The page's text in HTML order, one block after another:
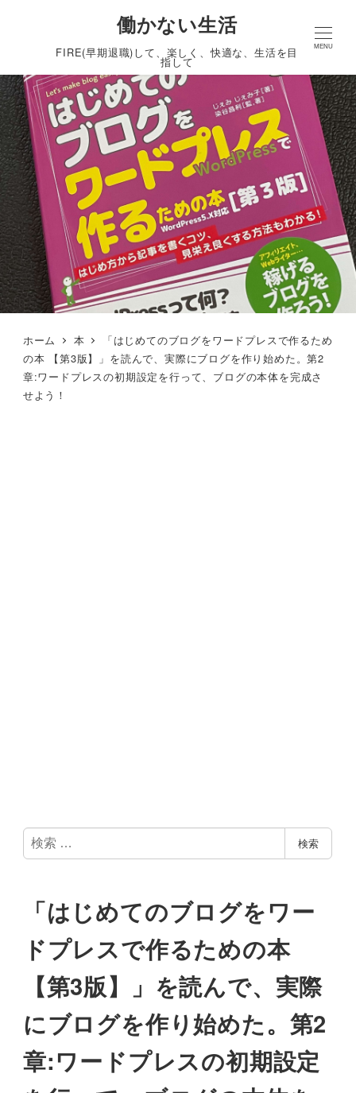
働かない生活
FIRE(早期退職)して、楽しく、快適な、生活を目
指して
MENU
ホーム 本
「はじめてのブログをワードプレスで作るため
の本 【第3版】」を読んで、実際にブログを作り始めた。第2
章:ワードプレスの初期設定を行って、ブログの本体を完成さ
せよう！
検
索
検索
「はじめてのブログをワー
ドプレスで作るための本
【第3版】」を読んで、実際
にブログを作り始めた。第2
章:ワードプレスの初期設定